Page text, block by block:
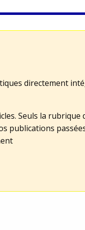
directement
Seuls la rubrique
publications